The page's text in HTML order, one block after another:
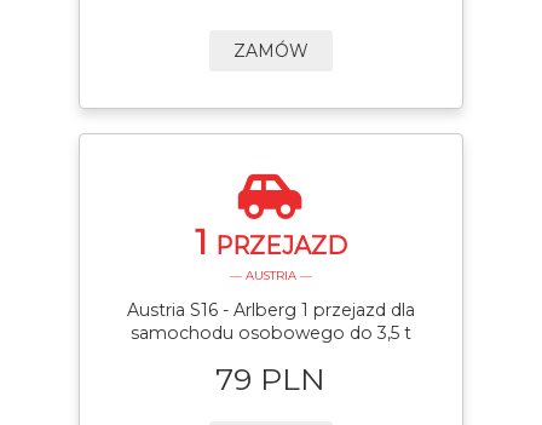
ZAMÓW
1 PRZEJAZD
— AUSTRIA —
Austria S16 - Arlberg 1 przejazd dla
samochodu osobowego do 3,5 t
79 PLN